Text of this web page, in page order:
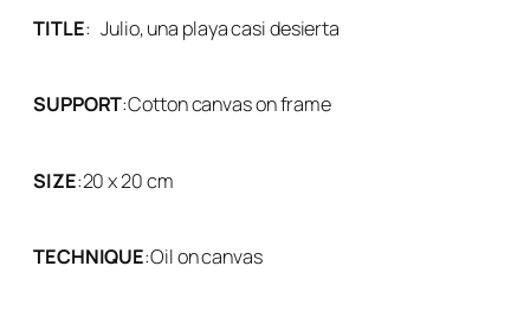
TITLE: Julio, una playa casi desierta
SUPPORT:Cotton canvas on frame
SIZE:20 x 20 cm
TECHNIQUE:Oil on canvas